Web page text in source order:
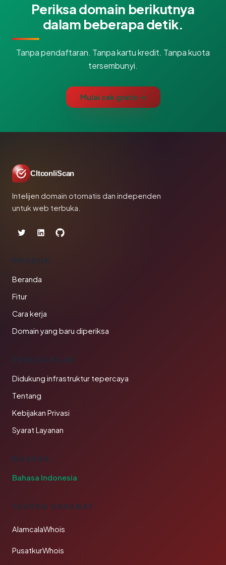
Periksa domain berikutnya
dalam beberapa detik.
Tanpa pendaftaran. Tanpa kartu kredit. Tanpa kuota
tersembunyi.
Mulai cek gratis →
CltconliScan
Intelijen domain otomatis dan independen
untuk web terbuka.
PRODUK
Beranda
Fitur
Cara kerja
Domain yang baru diperiksa
PERUSAHAAN
Didukung infrastruktur tepercaya
Tentang
Kebijakan Privasi
Syarat Layanan
BAHASA
Bahasa Indonesia
TAUTAN SAHABAT
AlamcalaWhois
PusatkurWhois